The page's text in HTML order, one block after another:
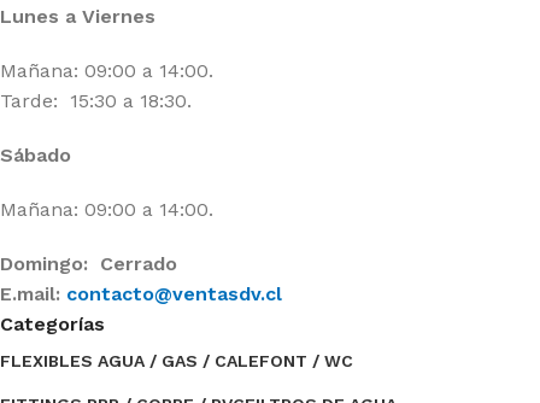
Lunes a Viernes
Mañana: 09:00 a 14:00.
Tarde: 15:30 a 18:30.
Sábado
Mañana: 09:00 a 14:00.
Domingo: Cerrado
E.mail: contacto@ventasdv.cl
Categorías
FLEXIBLES AGUA / GAS / CALEFONT / WC